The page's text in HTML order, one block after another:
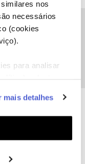
nos
necessários
(cookies
para analisar
e
seus interesses
Pode gerir a
mais detalhes
Forum|Forum|1 year ago